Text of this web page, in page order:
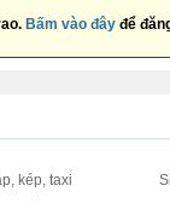
Bấm vào đây để
kép, taxi